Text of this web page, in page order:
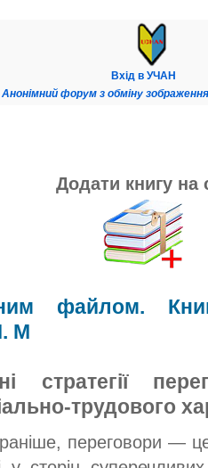
Вхід в УЧАН
Анонімний форум з обміну
Додати книгу на
файлом.
М
стратегії
трудового
переговори —